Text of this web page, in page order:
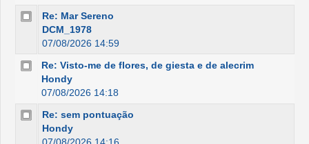
Re: Mar Sereno
DCM_1978
07/08/2026 14:59
Re: Visto-me de flores, de giesta e de alecrim
Hondy
07/08/2026 14:18
Re: sem pontuação
Hondy